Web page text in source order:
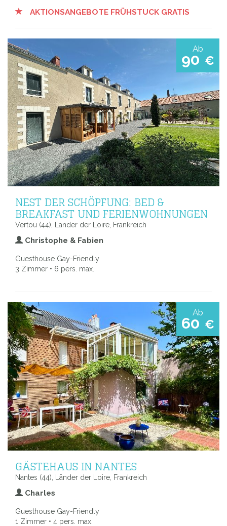
AKTIONSANGEBOTE FRÜHSTUCK GRATIS
Ab
90 €
NEST DER SCHÖPFUNG: BED &
BREAKFAST UND FERIENWOHNUNGEN
Vertou (44), Länder der Loire, Frankreich
Christophe & Fabien
Guesthouse Gay-Friendly
3 Zimmer • 6 pers. max.
Ab
60 €
GÄSTEHAUS IN NANTES
Nantes (44), Länder der Loire, Frankreich
Charles
Guesthouse Gay-Friendly
1 Zimmer • 4 pers. max.